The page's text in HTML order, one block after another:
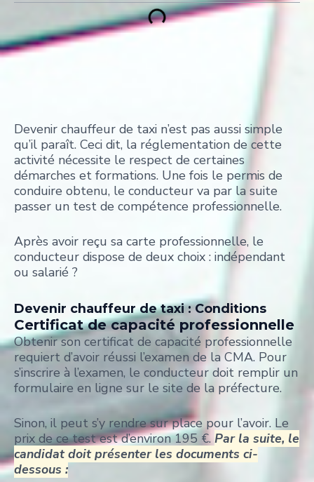
Devenir chauffeur de taxi n’est pas aussi simple
qu’il paraît. Ceci dit, la réglementation de cette
activité nécessite le respect de certaines
démarches et formations. Une fois le permis de
conduire obtenu, le conducteur va par la suite
passer un test de compétence professionnelle.
Après avoir reçu sa carte professionnelle, le
conducteur dispose de deux choix : indépendant
ou salarié ?
Devenir chauffeur de taxi​ : Conditions
Certificat de capacité professionnelle
Obtenir son certificat de capacité professionnelle
requiert d’avoir réussi l’examen de la CMA. Pour
s’inscrire à l’examen, le conducteur doit remplir un
formulaire en ligne sur le site de la préfecture.
Sinon, il peut s’y rendre sur place pour l’avoir. Le
prix de ce test est d’environ 195 €. Par la suite, le
candidat doit présenter les documents ci-
dessous :